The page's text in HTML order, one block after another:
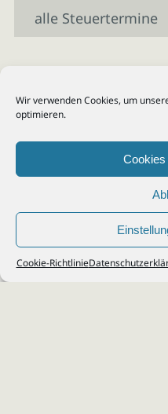
Wir verwenden Cookies, um
optimieren.
Cookie-Richtlinie
alle Steuertermine
© 2026Steuerberater Kempf, Köln -